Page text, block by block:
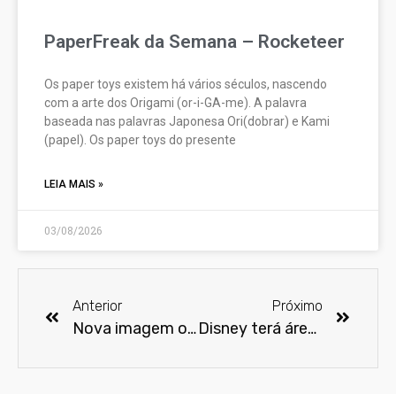
PaperFreak da Semana – Rocketeer
Os paper toys existem há vários séculos, nascendo
com a arte dos Origami (or-i-GA-me). A palavra
baseada nas palavras Japonesa Ori(dobrar) e Kami
(papel). Os paper toys do presente
LEIA MAIS »
03/08/2026
Anterior
Nova imagem oficial do Batmóvel de Batman vs Superman
Próximo
Disney terá área especial na Comic Con Experience 2014